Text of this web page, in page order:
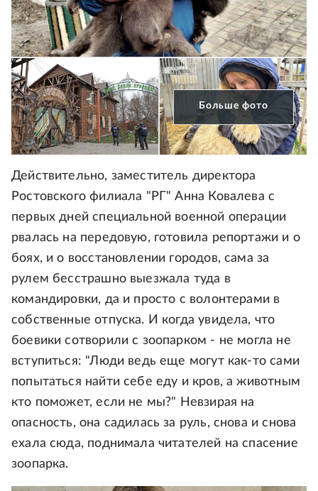
Больше фото
Действительно, заместитель директора
Ростовского филиала "РГ" Анна Ковалева с
первых дней специальной военной операции
рвалась на передовую, готовила репортажи и о
боях, и о восстановлении городов, сама за
рулем бесстрашно выезжала туда в
командировки, да и просто с волонтерами в
собственные отпуска. И когда увидела, что
боевики сотворили с зоопарком - не могла не
вступиться: "Люди ведь еще могут как-то сами
попытаться найти себе еду и кров, а животным
кто поможет, если не мы?" Невзирая на
опасность, она садилась за руль, снова и снова
ехала сюда, поднимала читателей на спасение
зоопарка.